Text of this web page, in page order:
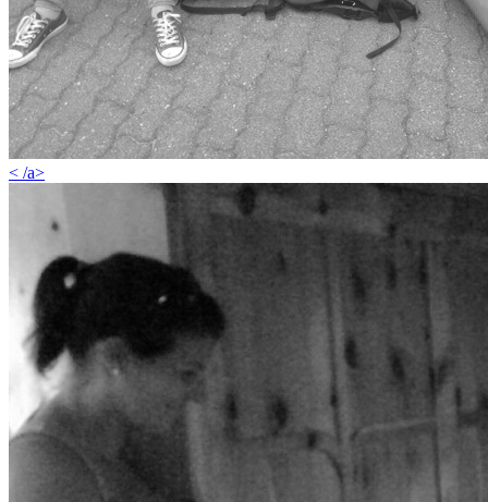
< /a>